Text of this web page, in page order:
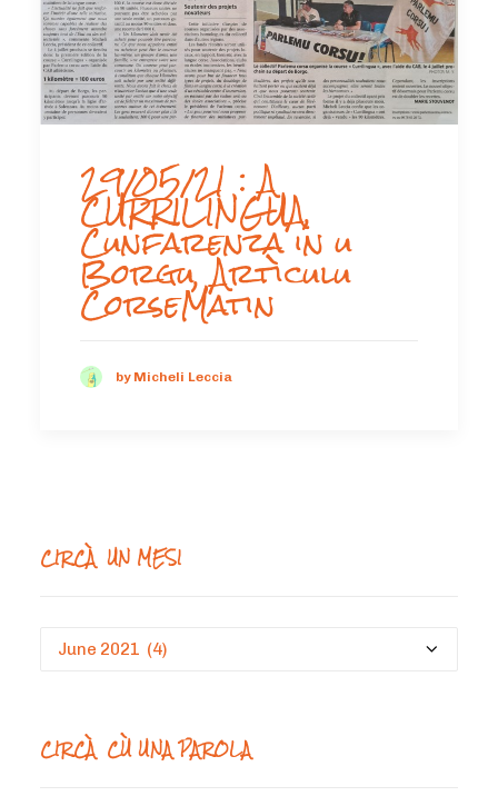
29/05/21 : A
CURRILINGUA,
Cunfarenza in u
Borgu, Artìculu
CorseMatin
by Micheli Leccia
CIRCÀ UN MESI
Circà
CIRCÀ CÙ UNA PAROLA